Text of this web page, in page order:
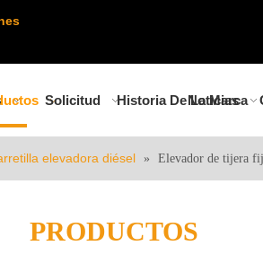
Solicitud Historia De La Marca
Noticias
elevadora diésel » Elevador de tijera
PRODUCTOS